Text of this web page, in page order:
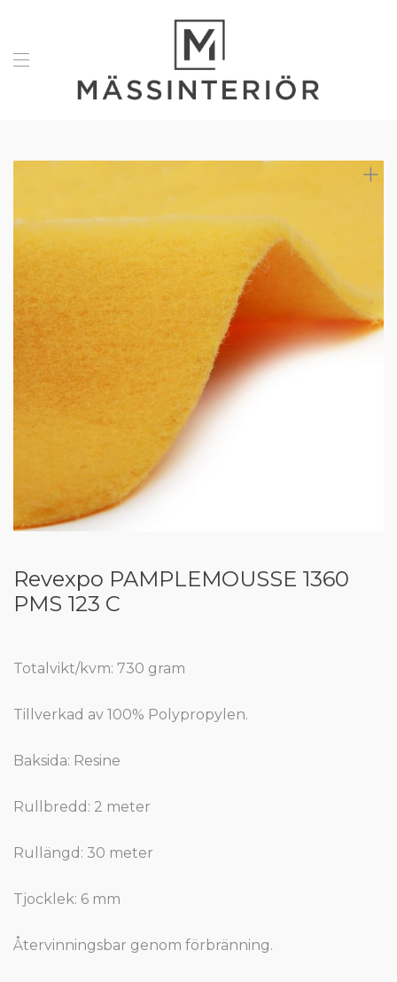
Revexpo PAMPLEMOUSSE 1360
PMS 123 C
Totalvikt/kvm: 730 gram
Tillverkad av 100% Polypropylen.
Baksida: Resine
Rullbredd: 2 meter
Rullängd: 30 meter
Tjocklek: 6 mm
Återvinningsbar genom förbränning.